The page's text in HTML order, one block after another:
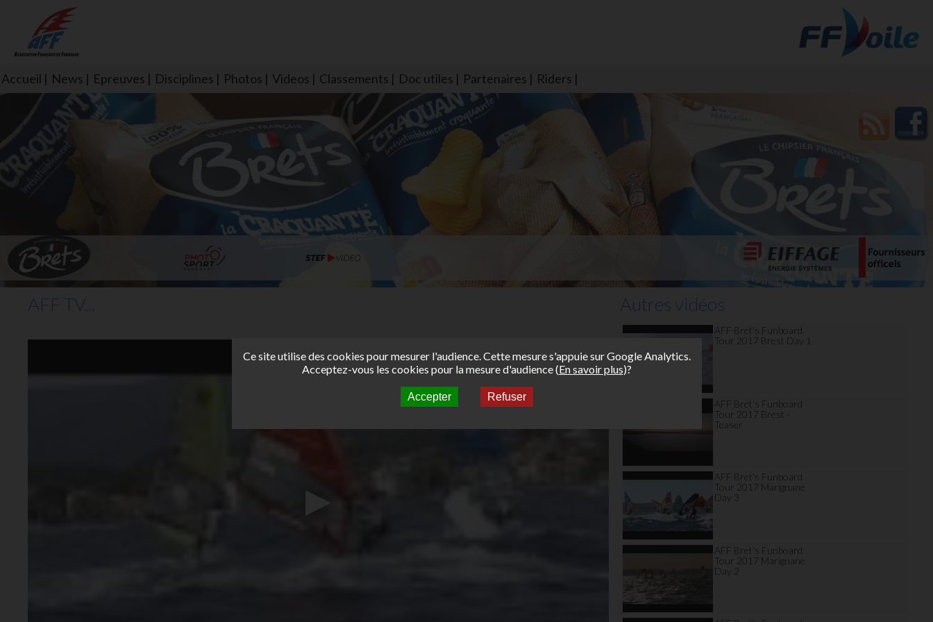
Accueil News Epreuves Disciplines Photos Videos Classements Doc utiles Partenaires Riders
L'aff soutient les SNS253 et SNS604 qui veillent sur nous pour que l'eau salée n'ait jamais le goût des
AFF TV... Autres vidéos
AFF Bret's Funboard
Tour 2017 Brest Day 1
AFF Bret's Funboard
Tour 2017 Brest -
Teaser
AFF Bret's Funboard
Tour 2017 Marignane
Day 3
AFF Bret's Funboard
Tour 2017 Marignane
Day 2
Ce site utilise des cookies pour mesurer l'audience. Cette mesure s'appuie sur Google Analytics.
Acceptez-vous les cookies pour la mesure d'audience (En savoir plus)?
Accepter Refuser